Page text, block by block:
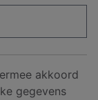
akkoord
gegevens